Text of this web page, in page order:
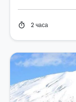
timer 2 часа